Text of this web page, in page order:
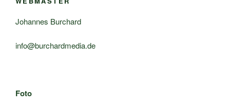
Johannes Burchard
info@burchardmedia.de
Foto